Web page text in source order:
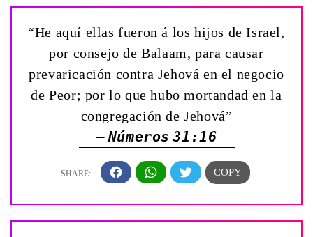
“He aquí ellas fueron á los hijos de Israel,
por consejo de Balaam, para causar
prevaricación contra Jehová en el negocio
de Peor; por lo que hubo mortandad en la
congregación de Jehová”
— Números 31:16